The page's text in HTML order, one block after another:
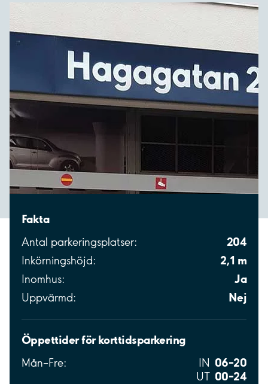
Fakta
Antal parkeringsplatser: 204
Inkörningshöjd: 2,1 m
Inomhus: Ja
Uppvärmd: Nej
Öppettider för korttidsparkering
Mån–Fre: IN 06–20
UT 00–24